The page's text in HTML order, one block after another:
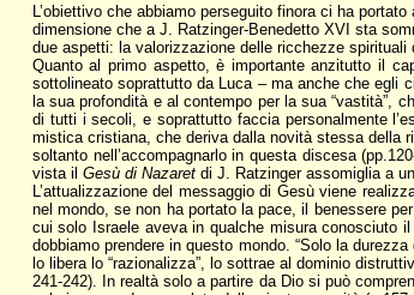
L’obiettivo che abbiamo perseguito finora ci ha
dimensione che a J. Ratzinger-Benedetto XVI sta
due aspetti: la valorizzazione delle ricchezze
Quanto al primo aspetto, è importante anzitutto il
sottolineato soprattutto da Luca – ma anche che egli
la sua profondità e al contempo per la sua “vastità”,
di tutti i secoli, e soprattutto faccia personalmente
mistica cristiana, che deriva dalla novità stessa della
soltanto nell’accompagnarlo in questa discesa
vista il Gesù di Nazaretdi J. Ratzinger assomiglia a
L’attualizzazione del messaggio di Gesù viene
nel mondo, se non ha portato la pace, il benessere
cui solo Israele aveva in qualche misura conosciuto
dobbiamo prendere in questo mondo. “Solo la
lo libera lo “razionalizza”, lo sottrae al dominio
241-242). In realtà solo a partire da Dio si può